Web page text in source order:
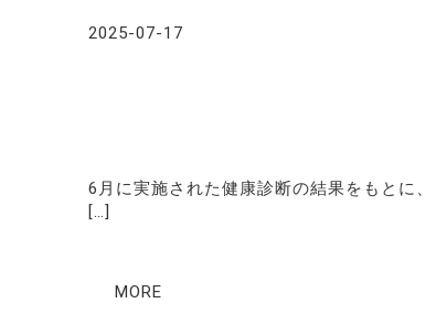
2025-07-17
6月に実施された健康診断の結果をもとに
[…]
MORE